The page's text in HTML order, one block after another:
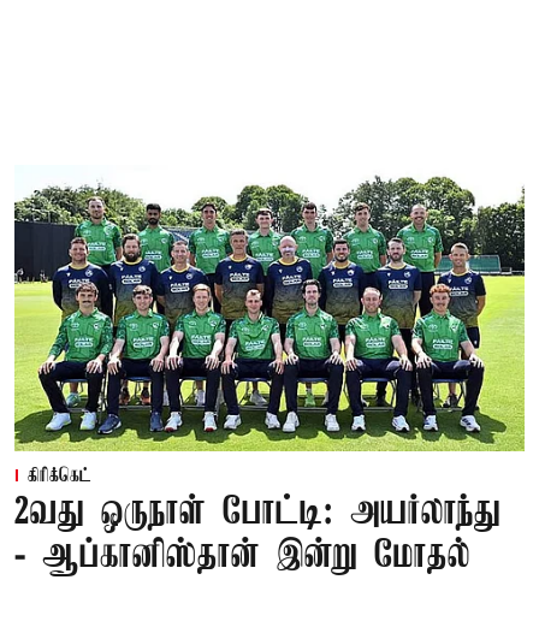
கிரிக்கெட்
2வது ஒருநாள் போட்டி: அயர்லாந்து
- ஆப்கானிஸ்தான் இன்று மோதல்